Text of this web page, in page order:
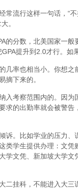
流行这样一句话，“
。
分数，北美国家一
提升到2.0才行。如
率也相当小。你想
摘下来的。
入考察范围内的。因
的出勤率就会被警
。比如学业的压力
学生提供办理：文凭
文凭、新加坡大学
挂科，不能进入大三